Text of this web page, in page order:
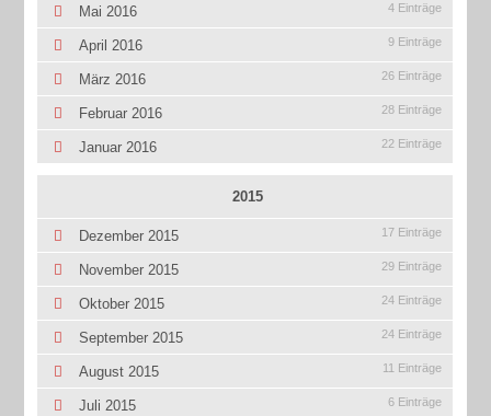
Mai 2016 4 Einträge
April 2016 9 Einträge
März 2016 26 Einträge
Februar 2016 28 Einträge
Januar 2016 22 Einträge
2015
Dezember 2015 17 Einträge
November 2015 29 Einträge
Oktober 2015 24 Einträge
September 2015 24 Einträge
August 2015 11 Einträge
Juli 2015 6 Einträge